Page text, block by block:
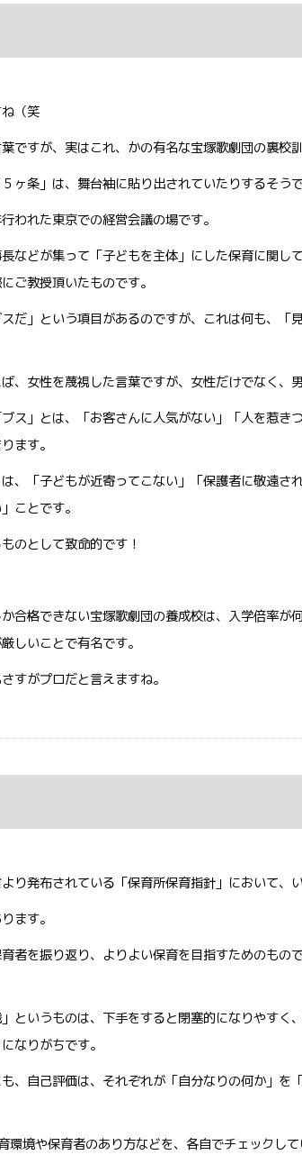
（笑
ですが、実はこれ、かの有名な宝塚歌劇団の裏校
ヶ条」は、舞台袖に貼り出されていたりするそうで
われた東京での経営会議の場です。
などが集って「子どもを主体」にした保育に関し
ご教授頂いたものです。
だ」という項目があるのですが、これは何も、「
、女性を蔑視した言葉ですが、女性だけでなく、
ス」とは、「お客さんに人気がない」「人を惹き
ます。
、「子どもが近寄ってこない」「保護者に敬遠さ
ことです。
のとして致命的です！
合格できない宝塚歌劇団の養成校は、入学倍率が
しいことで有名です。
すがプロだと言えますね。
り発布されている「保育所保育指針」において、
ます。
者を振り返り、よりよい保育を目指すためのもの
というものは、下手をすると閉塞的になりやすく
なりがちです。
、自己評価は、それぞれが「自分なりの何か」を
環境や保育者のあり方などを、各自でチェックして